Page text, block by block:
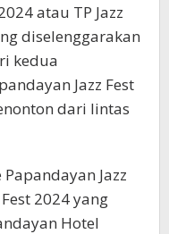
atau TP Jazz
diselenggarakan
kedua
Jazz Fest
dari lintas
Jazz
Fest 2024 yang
Hotel